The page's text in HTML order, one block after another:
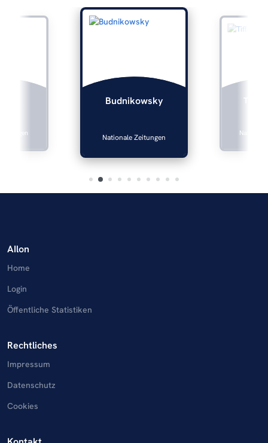
Budnikowsky
Nationale Zeitungen
AIlon
Home
Login
Öffentliche Statistiken
Rechtliches
Impressum
Datenschutz
Cookies